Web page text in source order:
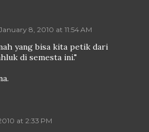
8, 2010 at 11:54 AM
yang bisa kita petik dari
di semesta ini."
at 2:33 PM